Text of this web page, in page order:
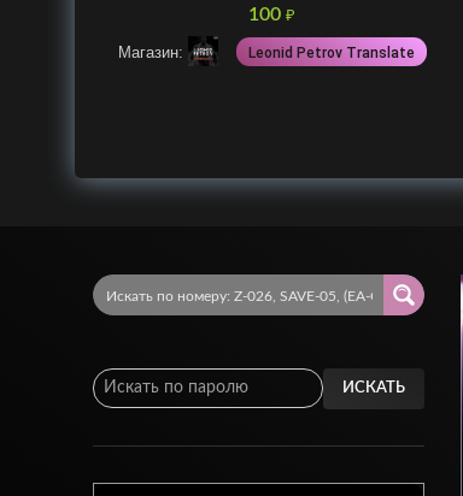
100₽
Магазин: Leonid Petrov Translate
ИСКАТЬ